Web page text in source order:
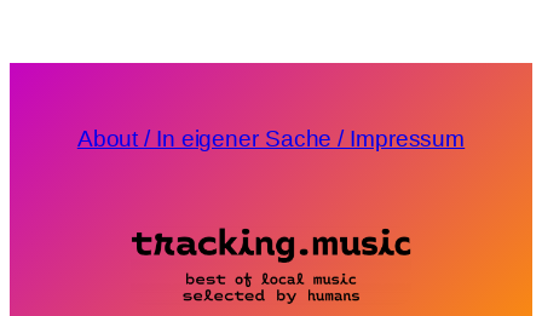
About / In eigener Sache / Impressum